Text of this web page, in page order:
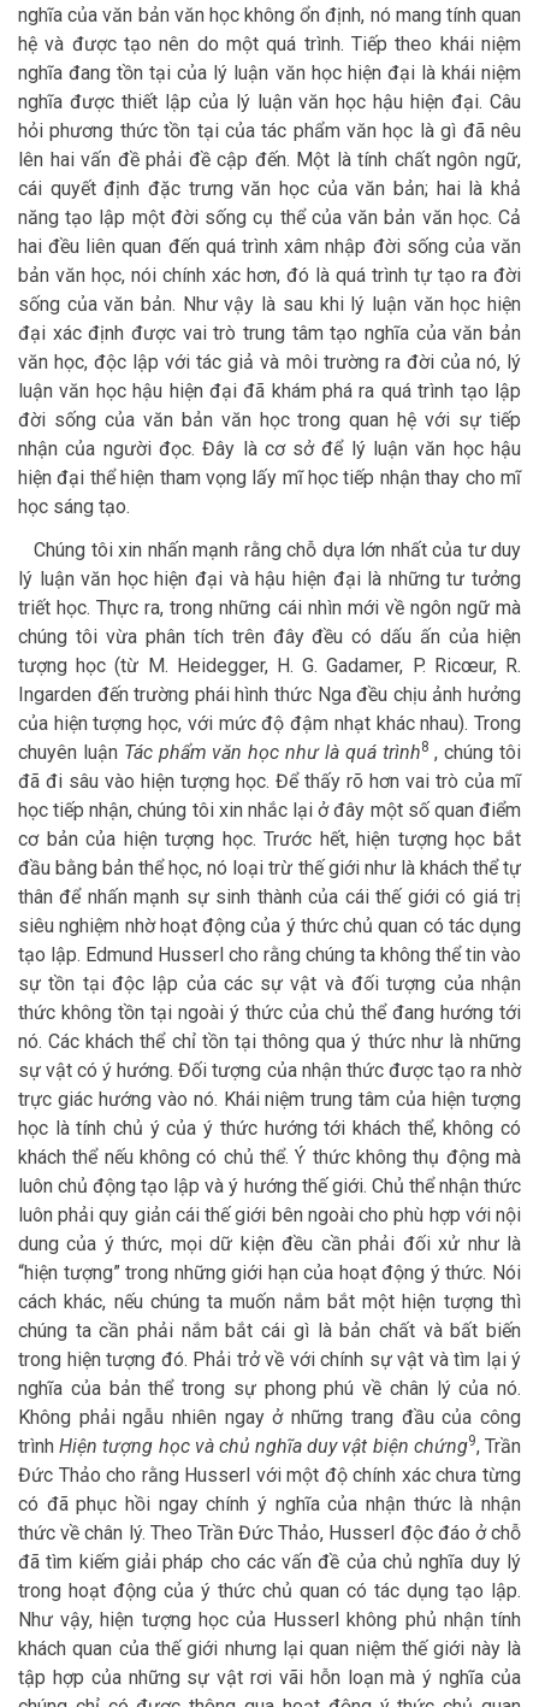
nghĩa của văn bản văn học không ổn định, nó mang tính quan
hệ và được tạo nên do một quá trình. Tiếp theo khái niệm
nghĩa đang tồn tại của lý luận văn học hiện đại là khái niệm
nghĩa được thiết lập của lý luận văn học hậu hiện đại. Câu
hỏi phương thức tồn tại của tác phẩm văn học là gì đã nêu
lên hai vấn đề phải đề cập đến. Một là tính chất ngôn ngữ,
cái quyết định đặc trưng văn học của văn bản; hai là khả
năng tạo lập một đời sống cụ thể của văn bản văn học. Cả
hai đều liên quan đến quá trình xâm nhập đời sống của văn
bản văn học, nói chính xác hơn, đó là quá trình tự tạo ra đời
sống của văn bản. Như vậy là sau khi lý luận văn học hiện
đại xác định được vai trò trung tâm tạo nghĩa của văn bản
văn học, độc lập với tác giả và môi trường ra đời của nó, lý
luận văn học hậu hiện đại đã khám phá ra quá trình tạo lập
đời sống của văn bản văn học trong quan hệ với sự tiếp
nhận của người đọc. Đây là cơ sở để lý luận văn học hậu
hiện đại thể hiện tham vọng lấy mĩ học tiếp nhận thay cho mĩ
học sáng tạo.
Chúng tôi xin nhấn mạnh rằng chỗ dựa lớn nhất của tư duy
lý luận văn học hiện đại và hậu hiện đại là những tư tưởng
triết học. Thực ra, trong những cái nhìn mới về ngôn ngữ mà
chúng tôi vừa phân tích trên đây đều có dấu ấn của hiện
tượng học (từ M. Heidegger, H. G. Gadamer, P. Ricœur, R.
Ingarden đến trường phái hình thức Nga đều chịu ảnh hưởng
của hiện tượng học, với mức độ đậm nhạt khác nhau). Trong
chuyên luận Tác phẩm văn học như là quá trình8 , chúng tôi
đã đi sâu vào hiện tượng học. Để thấy rõ hơn vai trò của mĩ
học tiếp nhận, chúng tôi xin nhắc lại ở đây một số quan điểm
cơ bản của hiện tượng học. Trước hết, hiện tượng học bắt
đầu bằng bản thể học, nó loại trừ thế giới như là khách thể tự
thân để nhấn mạnh sự sinh thành của cái thế giới có giá trị
siêu nghiệm nhờ hoạt động của ý thức chủ quan có tác dụng
tạo lập. Edmund Husserl cho rằng chúng ta không thể tin vào
sự tồn tại độc lập của các sự vật và đối tượng của nhận
thức không tồn tại ngoài ý thức của chủ thể đang hướng tới
nó. Các khách thể chỉ tồn tại thông qua ý thức như là những
sự vật có ý hướng. Đối tượng của nhận thức được tạo ra nhờ
trực giác hướng vào nó. Khái niệm trung tâm của hiện tượng
học là tính chủ ý của ý thức hướng tới khách thể, không có
khách thể nếu không có chủ thể. Ý thức không thụ động mà
luôn chủ động tạo lập và ý hướng thế giới. Chủ thể nhận thức
luôn phải quy giản cái thế giới bên ngoài cho phù hợp với nội
dung của ý thức, mọi dữ kiện đều cần phải đối xử như là
“hiện tượng” trong những giới hạn của hoạt động ý thức. Nói
cách khác, nếu chúng ta muốn nắm bắt một hiện tượng thì
chúng ta cần phải nắm bắt cái gì là bản chất và bất biến
trong hiện tượng đó. Phải trở về với chính sự vật và tìm lại ý
nghĩa của bản thể trong sự phong phú về chân lý của nó.
Không phải ngẫu nhiên ngay ở những trang đầu của công
trìnhHiện tượng học và chủ nghĩa duy vật biện chứng9, Trần
Đức Thảo cho rằng Husserl với một độ chính xác chưa từng
có đã phục hồi ngay chính ý nghĩa của nhận thức là nhận
thức về chân lý. Theo Trần Đức Thảo, Husserl độc đáo ở chỗ
đã tìm kiếm giải pháp cho các vấn đề của chủ nghĩa duy lý
trong hoạt động của ý thức chủ quan có tác dụng tạo lập.
Như vậy, hiện tượng học của Husserl không phủ nhận tính
khách quan của thế giới nhưng lại quan niệm thế giới này là
tập hợp của những sự vật rơi vãi hỗn loạn mà ý nghĩa của